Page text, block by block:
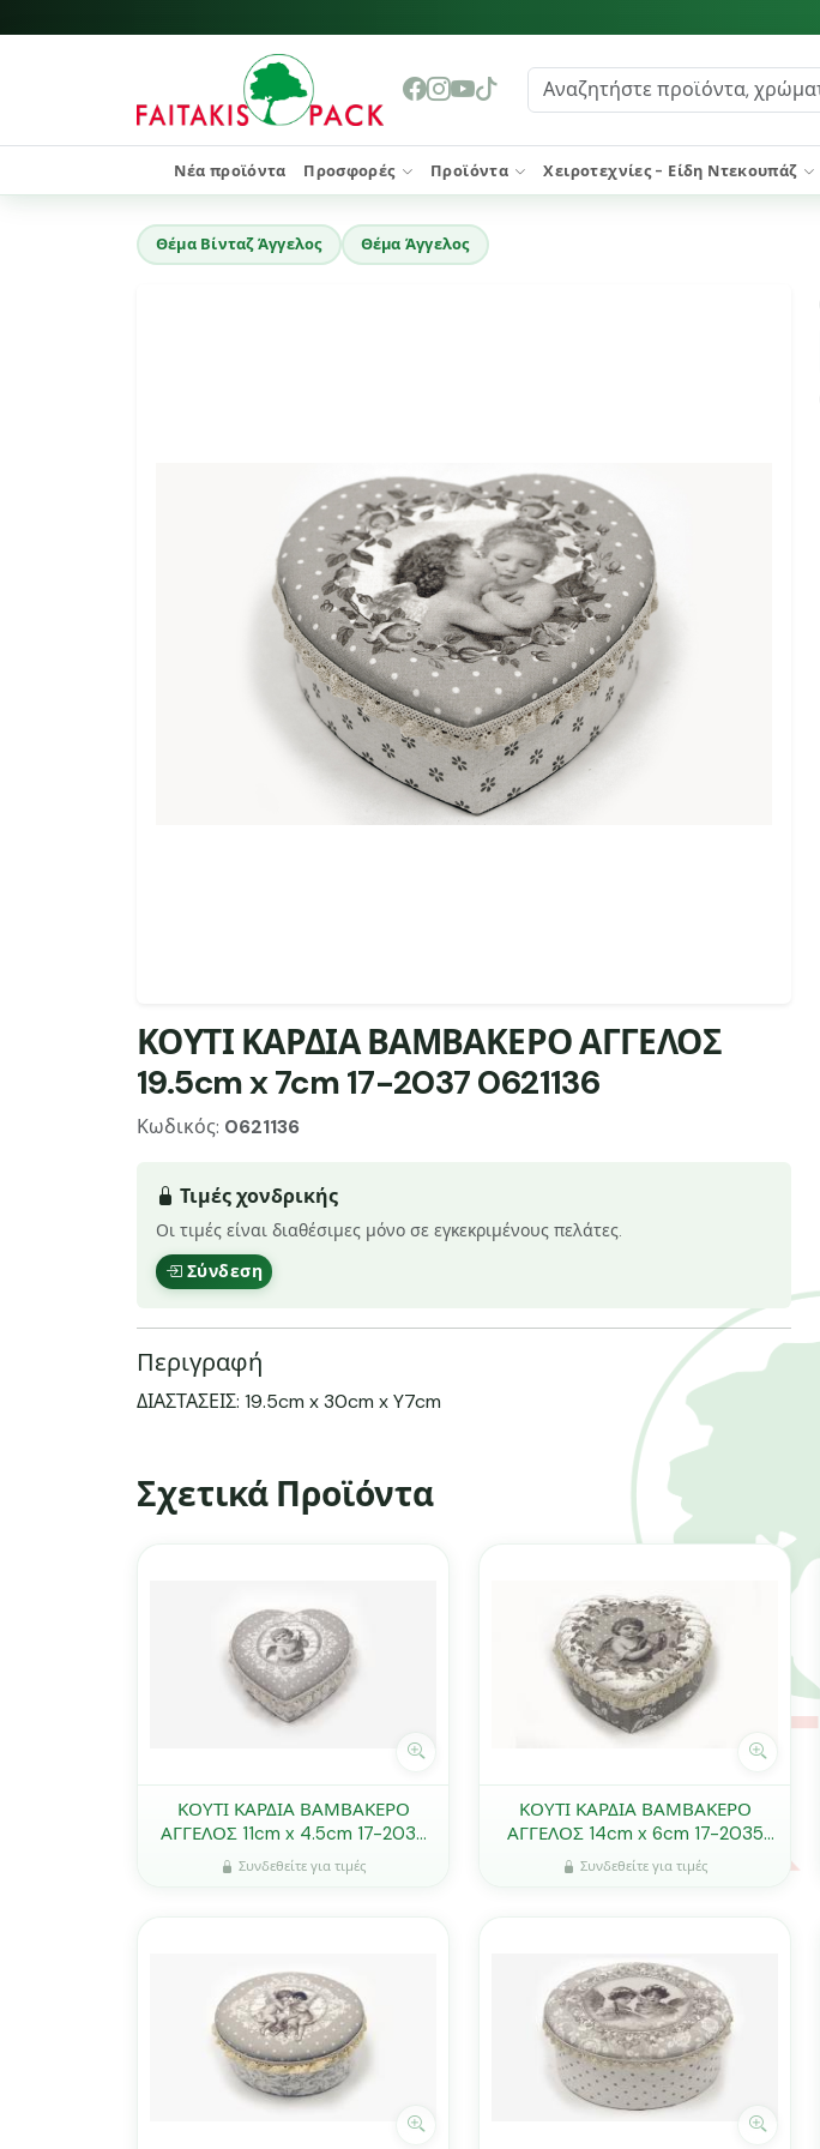
Νέα προϊόντα Προσφορές Προϊόντα Χειροτεχνίες - Είδη Ντεκουπάζ
Θέμα Βίνταζ Άγγελος Θέμα Άγγελος
ΚΟΥΤΙ ΚΑΡΔΙΑ ΒΑΜΒΑΚΕΡΟ ΑΓΓΕΛΟΣ
19.5cm x 7cm 17-2037 0621136
Κωδικός: 0621136
Τιμές χονδρικής
Οι τιμές είναι διαθέσιμες μόνο σε εγκεκριμένους πελάτες.
Σύνδεση
Περιγραφή
ΔΙΑΣΤΑΣΕΙΣ: 19.5cm x 30cm x Y7cm
Σχετικά Προϊόντα
ΚΟΥΤΙ ΚΑΡΔΙΑ ΒΑΜΒΑΚΕΡΟ
ΑΓΓΕΛΟΣ 11cm x 4.5cm 17-2033
0621138
Συνδεθείτε για τιμές
ΚΟΥΤΙ ΚΑΡΔΙΑ ΒΑΜΒΑΚΕΡΟ
ΑΓΓΕΛΟΣ 14cm x 6cm 17-2035
0621137
Συνδεθείτε για τιμές